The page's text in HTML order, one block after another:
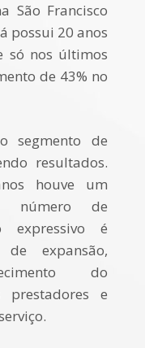
São Francisco
possui 20 anos
só nos últimos
de 43% no
segmento de
resultados.
houve um
número de
expressivo é
expansão,
do
prestadores e